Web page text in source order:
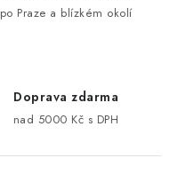
po Praze a blízkém okolí
Doprava zdarma
nad 5000 Kč s DPH